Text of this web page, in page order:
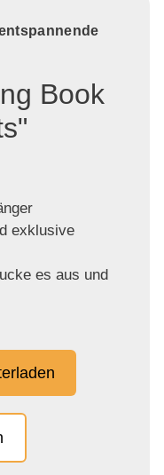
Book
exklusive
es aus und